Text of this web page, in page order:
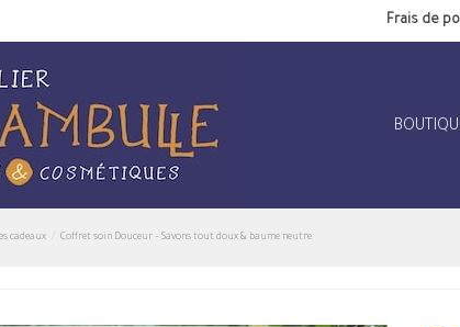
Frais de
cadeaux Coffret soin Douceur – Savons tout doux & baume neutre